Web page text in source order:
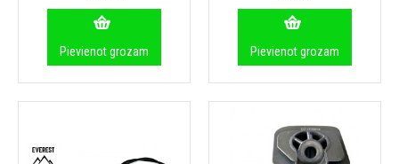
Pievienot grozam Pievienot grozam